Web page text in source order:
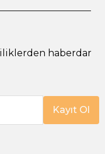
haberdar
Kayıt Ol